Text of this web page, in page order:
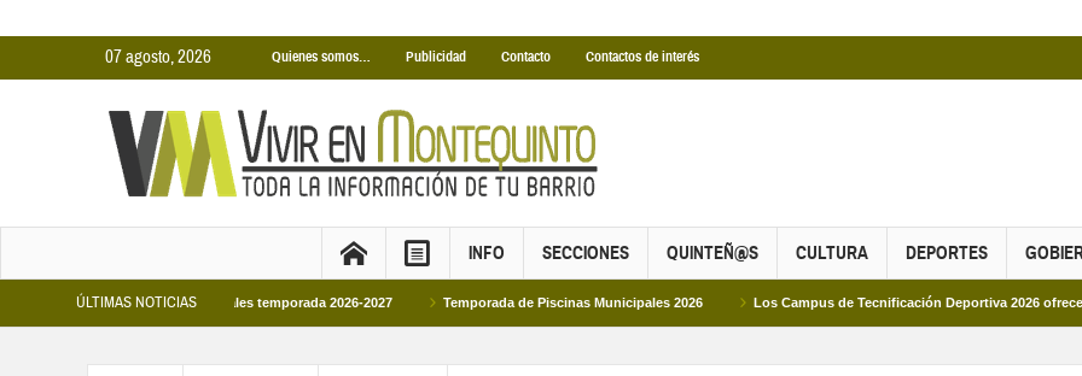
07 agosto, 2026 Quienes somos… Publicidad Contacto Contactos de interés
INFO SECCIONES QUINTEÑ@S CULTURA DEPORTES
ÚLTIMAS NOTICIAS
Cubiertas Municipales temporada 2026-2027 Temporada de Piscinas Municipales 2026 Los Campus de Tecnificación Deportiva 2026 ofrecen cuatro